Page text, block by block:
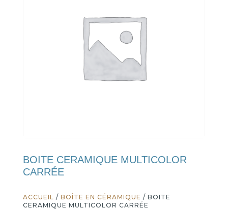
BOITE CERAMIQUE MULTICOLOR
CARRÉE
ACCUEIL / BOÎTE EN CÉRAMIQUE / BOITE
CERAMIQUE MULTICOLOR CARRÉE